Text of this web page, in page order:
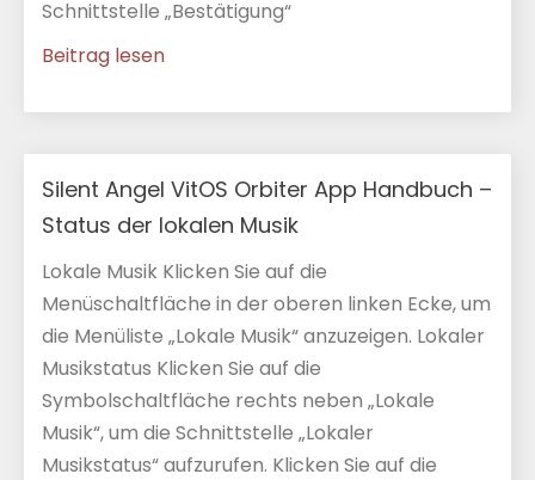
Schnittstelle „Bestätigung“
Beitrag lesen
Silent Angel VitOS Orbiter App Handbuch –
Status der lokalen Musik
Lokale Musik Klicken Sie auf die
Menüschaltfläche in der oberen linken Ecke, um
die Menüliste „Lokale Musik“ anzuzeigen. Lokaler
Musikstatus Klicken Sie auf die
Symbolschaltfläche rechts neben „Lokale
Musik“, um die Schnittstelle „Lokaler
Musikstatus“ aufzurufen. Klicken Sie auf die